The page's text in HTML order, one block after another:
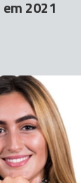
2021